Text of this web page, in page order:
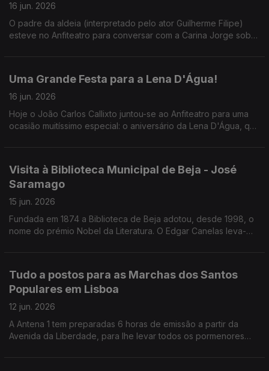
16 jun. 2026
O padre da aldeia (interpretado pelo ator Guilherme Filipe)
esteve no Anfiteatro para conversar com a Carina Jorge sobre
Uma Grande Festa para a Lena D'Água!
16 jun. 2026
Hoje o João Carlos Callixto juntou-se ao Anfiteatro para uma
ocasião muitíssimo especial: o aniversário da Lena D'Água, que
Visita à Biblioteca Municipal de Beja - José
Saramago
15 jun. 2026
Fundada em 1874 a Biblioteca de Beja adotou, desde 1998, o
nome do prémio Nobel da Literatura. O Edgar Canelas leva-
Tudo a postos para as Marchas dos Santos
Populares em Lisboa
12 jun. 2026
A Antena 1 tem preparadas 6 horas de emissão a partir da
Avenida da Liberdade, para lhe levar todos os pormenores